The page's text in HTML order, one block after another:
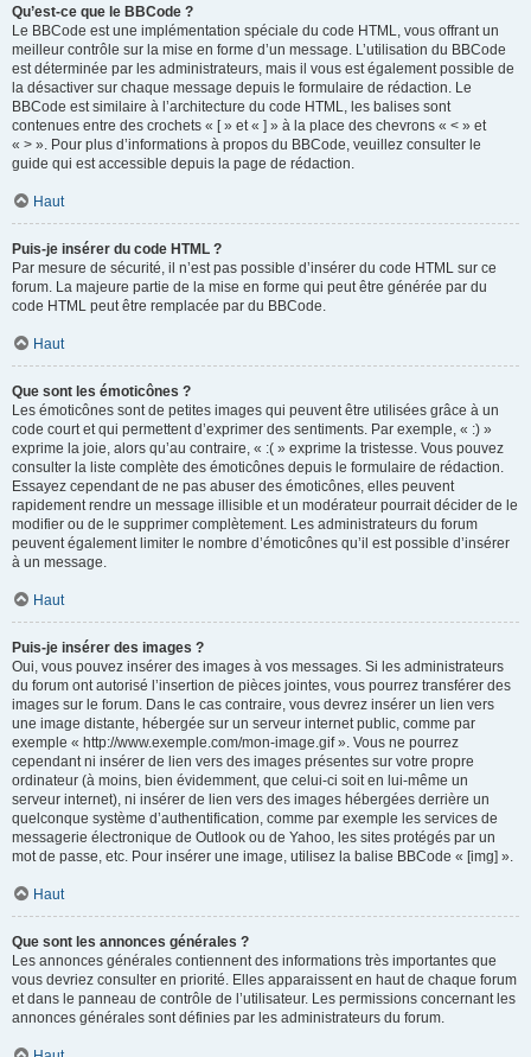
Qu’est-ce que le BBCode ?
Le BBCode est une implémentation spéciale du code HTML, vous offrant un
meilleur contrôle sur la mise en forme d’un message. L’utilisation du BBCode
est déterminée par les administrateurs, mais il vous est également possible de
la désactiver sur chaque message depuis le formulaire de rédaction. Le
BBCode est similaire à l’architecture du code HTML, les balises sont
contenues entre des crochets « [ » et « ] » à la place des chevrons « < » et
« > ». Pour plus d’informations à propos du BBCode, veuillez consulter le
guide qui est accessible depuis la page de rédaction.
Haut
Puis-je insérer du code HTML ?
Par mesure de sécurité, il n’est pas possible d’insérer du code HTML sur ce
forum. La majeure partie de la mise en forme qui peut être générée par du
code HTML peut être remplacée par du BBCode.
Haut
Que sont les émoticônes ?
Les émoticônes sont de petites images qui peuvent être utilisées grâce à un
code court et qui permettent d’exprimer des sentiments. Par exemple, « :) »
exprime la joie, alors qu’au contraire, « :( » exprime la tristesse. Vous pouvez
consulter la liste complète des émoticônes depuis le formulaire de rédaction.
Essayez cependant de ne pas abuser des émoticônes, elles peuvent
rapidement rendre un message illisible et un modérateur pourrait décider de le
modifier ou de le supprimer complètement. Les administrateurs du forum
peuvent également limiter le nombre d’émoticônes qu’il est possible d’insérer
à un message.
Haut
Puis-je insérer des images ?
Oui, vous pouvez insérer des images à vos messages. Si les administrateurs
du forum ont autorisé l’insertion de pièces jointes, vous pourrez transférer des
images sur le forum. Dans le cas contraire, vous devrez insérer un lien vers
une image distante, hébergée sur un serveur internet public, comme par
exemple « http://www.exemple.com/mon-image.gif ». Vous ne pourrez
cependant ni insérer de lien vers des images présentes sur votre propre
ordinateur (à moins, bien évidemment, que celui-ci soit en lui-même un
serveur internet), ni insérer de lien vers des images hébergées derrière un
quelconque système d’authentification, comme par exemple les services de
messagerie électronique de Outlook ou de Yahoo, les sites protégés par un
mot de passe, etc. Pour insérer une image, utilisez la balise BBCode « [img] ».
Haut
Que sont les annonces générales ?
Les annonces générales contiennent des informations très importantes que
vous devriez consulter en priorité. Elles apparaissent en haut de chaque forum
et dans le panneau de contrôle de l’utilisateur. Les permissions concernant les
annonces générales sont définies par les administrateurs du forum.